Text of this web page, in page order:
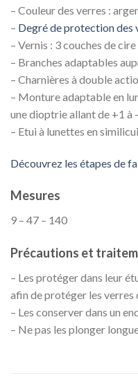
– Couleur des verres :
– Degré de protection des
– Vernis : 3 couches de cire
– Branches adaptables
– Charnières à double
– Monture adaptable en
une dioptrie allant de +1 à
– Etui à lunettes en
Découvrez les étapes de
Mesures
9 – 47 – 140
Précautions et
– Les protéger dans leur
afin de protéger les verres
– Les conserver dans un
– Ne pas les plonger